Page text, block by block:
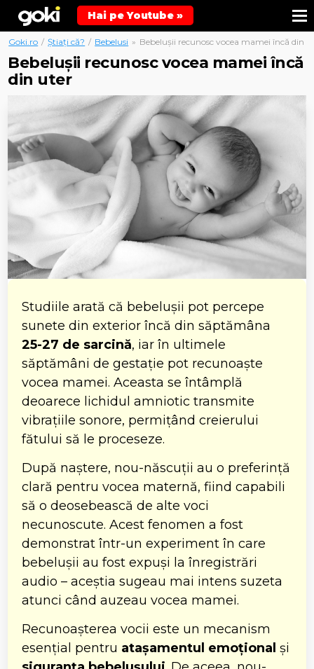
Hai pe Youtube »
Goki.ro / Știați că? / Bebelusi » Bebelușii recunosc vocea mamei încă din
Bebelușii recunosc vocea mamei încă
din uter
Studiile arată că bebelușii pot percepe
sunete din exterior încă din săptămâna
25-27 de sarcină, iar în ultimele
săptămâni de gestație pot recunoaște
vocea mamei. Aceasta se întâmplă
deoarece lichidul amniotic transmite
vibrațiile sonore, permițând creierului
fătului să le proceseze.
După naștere, nou-născuții au o preferință
clară pentru vocea maternă, fiind capabili
să o deosebească de alte voci
necunoscute. Acest fenomen a fost
demonstrat într-un experiment în care
bebelușii au fost expuși la înregistrări
audio – aceștia sugeau mai intens suzeta
atunci când auzeau vocea mamei.
Recunoașterea vocii este un mecanism
esențial pentru atașamentul emoțional și